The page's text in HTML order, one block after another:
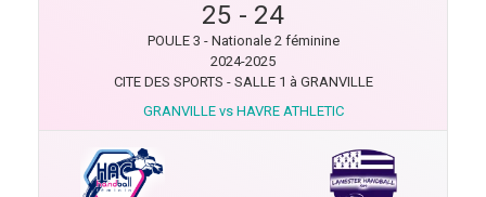
25 - 24
POULE 3 - Nationale 2 féminine
2024-2025
CITE DES SPORTS - SALLE 1 à GRANVILLE
GRANVILLE vs HAVRE ATHLETIC